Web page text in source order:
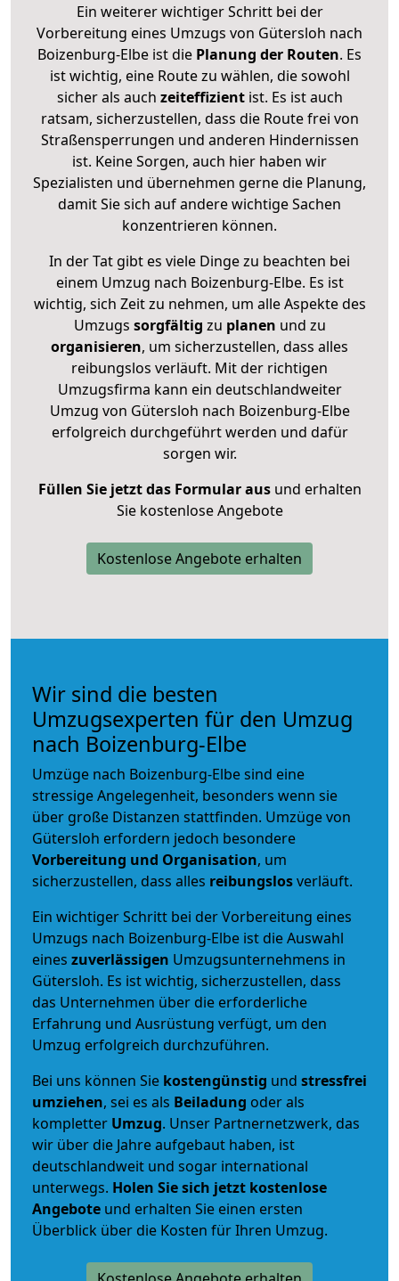
Ein weiterer wichtiger Schritt bei der
Vorbereitung eines Umzugs von Gütersloh nach
Boizenburg-Elbe ist die Planung der Routen. Es
ist wichtig, eine Route zu wählen, die sowohl
sicher als auch zeiteffizientist. Es ist auch
ratsam, sicherzustellen, dass die Route frei von
Straßensperrungen und anderen Hindernissen
ist. Keine Sorgen, auch hier haben wir
Spezialisten und übernehmen gerne die Planung,
damit Sie sich auf andere wichtige Sachen
konzentrieren können.
In der Tat gibt es viele Dinge zu beachten bei
einem Umzug nach Boizenburg-Elbe. Es ist
wichtig, sich Zeit zu nehmen, um alle Aspekte des
Umzugs sorgfältig zu planen und zu
organisieren, um sicherzustellen, dass alles
reibungslos verläuft. Mit der richtigen
Umzugsfirma kann ein deutschlandweiter
Umzug von Gütersloh nach Boizenburg-Elbe
erfolgreich durchgeführt werden und dafür
sorgen wir.
Füllen Sie jetzt das Formular ausund erhalten
Sie kostenlose Angebote
Kostenlose Angebote erhalten
Wir sind die besten
Umzugsexperten für den Umzug
nach Boizenburg-Elbe
Umzüge nach Boizenburg-Elbe sind eine
stressige Angelegenheit, besonders wenn sie
über große Distanzen stattfinden. Umzüge von
Gütersloh erfordern jedoch besondere
Vorbereitung und Organisation, um
sicherzustellen, dass alles reibungslosverläuft.
Ein wichtiger Schritt bei der Vorbereitung eines
Umzugs nach Boizenburg-Elbe ist die Auswahl
eines zuverlässigen Umzugsunternehmens in
Gütersloh. Es ist wichtig, sicherzustellen, dass
das Unternehmen über die erforderliche
Erfahrung und Ausrüstung verfügt, um den
Umzug erfolgreich durchzuführen.
Bei uns können Sie kostengünstig und stressfrei
umziehen, sei es als Beiladung oder als
kompletter Umzug. Unser Partnernetzwerk, das
wir über die Jahre aufgebaut haben, ist
deutschlandweit und sogar international
unterwegs. Holen Sie sich jetzt kostenlose
Angebote und erhalten Sie einen ersten
Überblick über die Kosten für Ihren Umzug.